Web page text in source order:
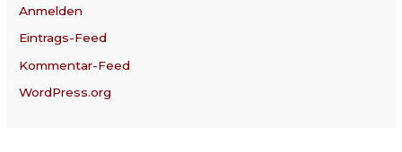
Anmelden
Eintrags-Feed
Kommentar-Feed
WordPress.org